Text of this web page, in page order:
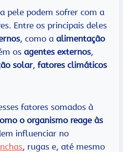
pele podem sofrer com a
Entre os principais deles
, como a alimentação
os agentes externos,
solar, fatores climáticos
fatores somados à
o organismo reage às
influenciar no
, rugas e, até mesmo